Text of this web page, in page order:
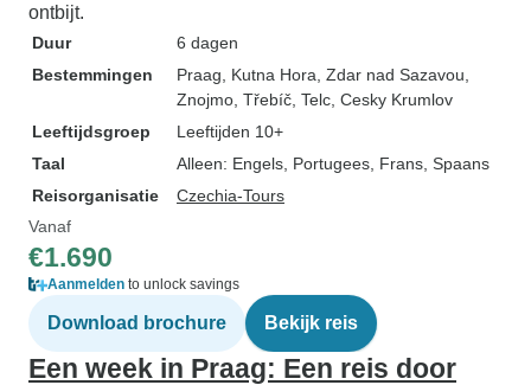
ontbijt.
Duur
6 dagen
Bestemmingen
Praag , Kutna Hora , Zdar nad Sazavou
Znojmo , Třebíč , Telc , Cesky Krumlov
Leeftijdsgroep
Leeftijden 10+
Taal
Alleen: Engels, Portugees, Frans, Spaans
Reisorganisatie
Czechia-Tours
Vanaf
€1.690
Aanmelden to unlock savings
Download brochure Bekijk reis
Een week in Praag: Een reis door